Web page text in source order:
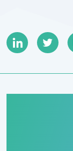

